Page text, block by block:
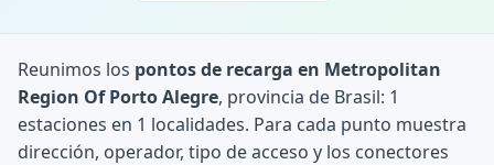
Reunimos los pontos de recarga en Metropolitan
Region Of Porto Alegre, provincia de Brasil: 1
estaciones en 1 localidades. Para cada punto muestra
dirección, operador, tipo de acceso y los conectores